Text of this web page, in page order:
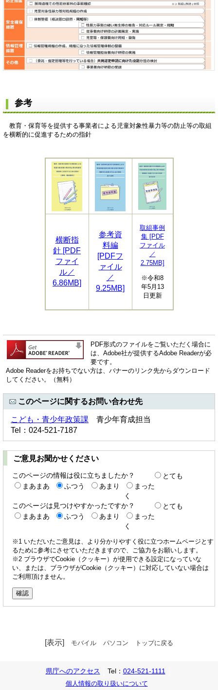
参考
教育・保育等を提供する事業者による児童対象性暴力等の防止等の取組
を横断的に促進するための指針
横断指
針 [PDF
ファイ
ル／
6.86MB]
参考資
料編
[PDFフ
ァイル
／
9.25MB]
取組事例
集 [PDF
ファイル
／
2.75MB]
※令和8
年5月13
日更新
PDF形式のファイルをご覧いただく場合に
は、Adobe社が提供するAdobe Readerが必
要です。
Adobe Readerをお持ちでない方は、バナーのリンク先からダウンロード
してください。（無料）
このページに関するお問い合わせ先
こども・青少年政策課 青少年育成担当
Tel：024-521-7187
ご意見お聞かせください
このページの情報は役に立ちましたか？
とても
まあまあ
ふつう あまり
まった
く
このページは見つけやすかったですか？
とても
まあまあ
ふつう あまり
まった
く
※1 いただいたご意見は、より分かりやすく役に立つホームページとす
るために参考にさせていただきますので、ご協力をお願いします。
※2 ブラウザでCookie（クッキー）が使用できる設定になっていな
い、または、ブラウザがCookie（クッキー）に対応していない場合は
ご利用頂けません。
[表示] モバイル パソコン トップに戻る
県庁へのアクセス Tel： 024-521-1111
個人情報の取り扱いについて